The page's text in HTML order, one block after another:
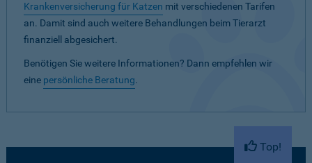
Krankenversicherung für Katzen mit verschiedenen Tarifen
an. Damit sind auch weitere Behandlungen beim Tierarzt
finanziell abgesichert.
Benötigen Sie weitere Informationen? Dann empfehlen wir
eine persönliche Beratung.
Top!